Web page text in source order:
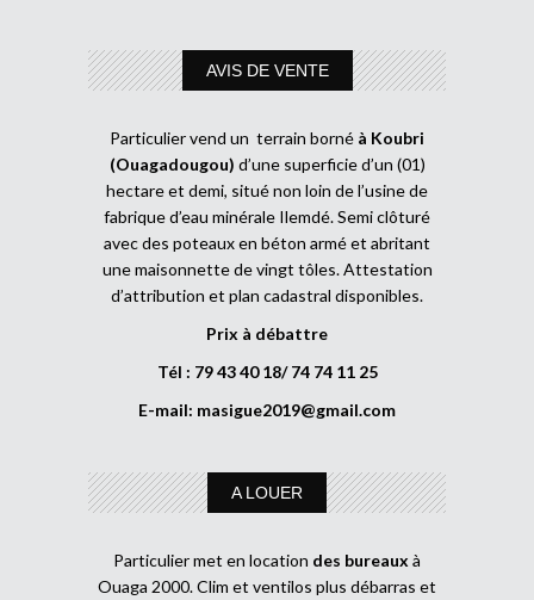
AVIS DE VENTE
Particulier vend un terrain borné à Koubri
(Ouagadougou) d’une superficie d’un (01)
hectare et demi, situé non loin de l’usine de
fabrique d’eau minérale Ilemdé. Semi clôturé
avec des poteaux en béton armé et abritant
une maisonnette de vingt tôles. Attestation
d’attribution et plan cadastral disponibles.
Prix à débattre
Tél : 79 43 40 18/ 74 74 11 25
E-mail: masigue2019@gmail.com
A LOUER
Particulier met en location des bureaux à
Ouaga 2000. Clim et ventilos plus débarras et